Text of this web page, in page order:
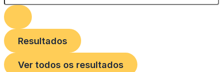
Resultados
Ver todos os resultados